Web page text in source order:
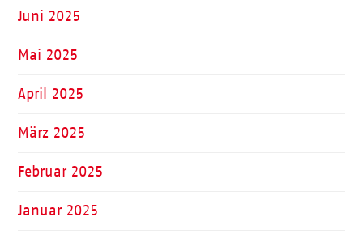
Juni 2025
Mai 2025
April 2025
März 2025
Februar 2025
Januar 2025